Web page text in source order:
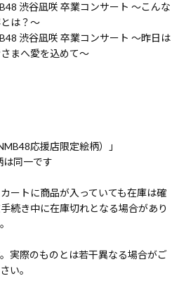
渋谷凪咲 卒業コンサート ～こんな
は？～
渋谷凪咲 卒業コンサート ～昨日は
まへ愛を込めて～
応援店限定絵柄）」
同一です
ートに商品が入っていても在庫は確
続き中に在庫切れとなる場合があり
実際のものとは若干異なる場合がご
い。